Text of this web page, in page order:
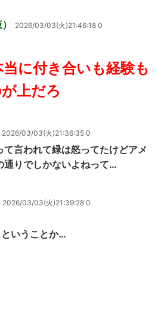
2026/03/03(火)21:46:18 0
に付き合いも経験も
上だろ
2026/03/03(火)21:36:35 0
言われて緑は怒ってたけどアメ
通りでしかないよねって…
2026/03/03(火)21:39:28 0
いうことか…